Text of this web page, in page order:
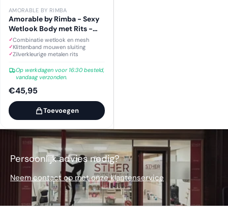
AMORABLE BY RIMBA
Amorable by Rimba - Sexy
Wetlook Body met Rits -
Zwart, Zilver
Combinatie wetlook en mesh
Klittenband mouwen sluiting
Zilverkleurige metalen rits
Op werkdagen voor 16:30 besteld,
vandaag verzonden.
€45,95
Toevoegen
Persoonlijk advies nodig?
Neem contact op met onze klantenservice